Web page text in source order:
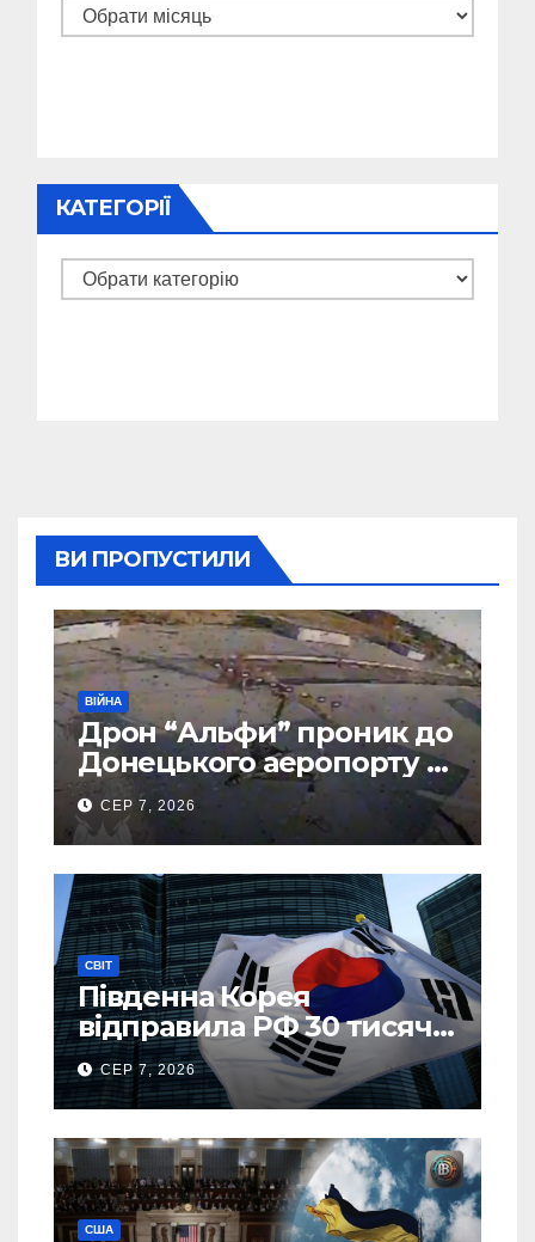
Архіви
КАТЕГОРІЇ
Категорії
ВИ ПРОПУСТИЛИ
ВІЙНА
Дрон “Альфи” проник до
Донецького аеропорту та
спалив “Шахед” ще до
запуску
СЕР 7, 2026
СВІТ
Південна Корея
відправила РФ 30 тисяч
тонн авіапалива
СЕР 7, 2026
США